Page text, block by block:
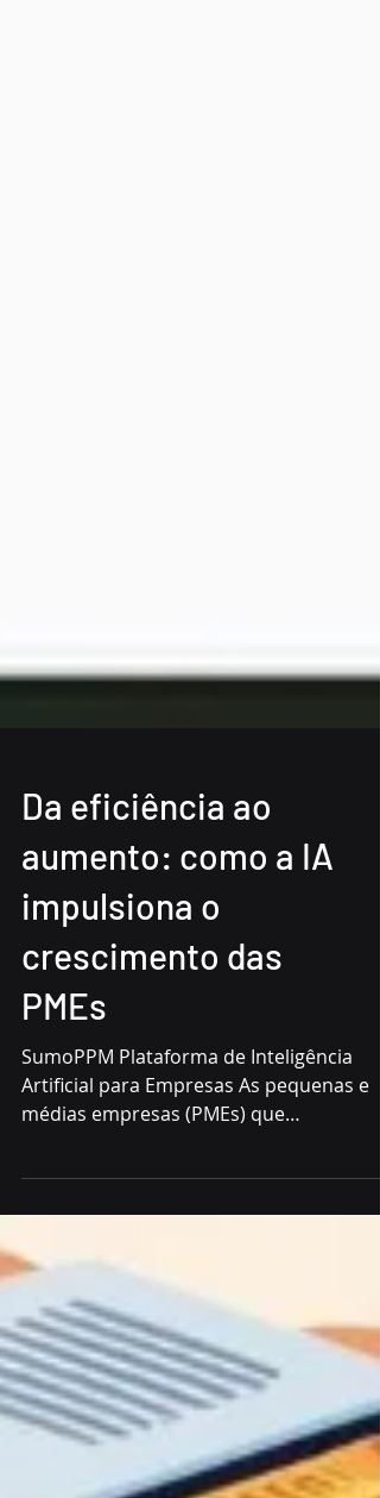
Da eficiência ao
aumento: como a IA
impulsiona o
crescimento das
PMEs
SumoPPM Plataforma de Inteligência
Artificial para Empresas As pequenas e